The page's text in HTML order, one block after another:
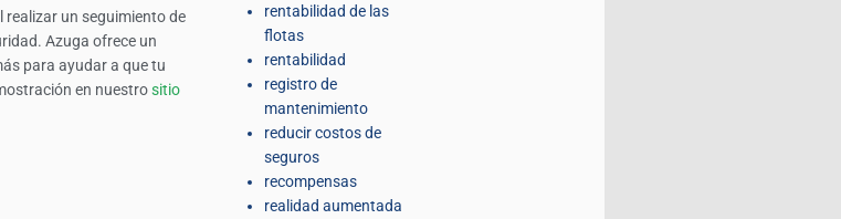
realizar un seguimiento de
Azuga ofrece un
para ayudar a que tu
en nuestrositio
rentabilidad de las
flotas
rentabilidad
registro de
mantenimiento
reducir costos de
seguros
recompensas
realidad aumentada